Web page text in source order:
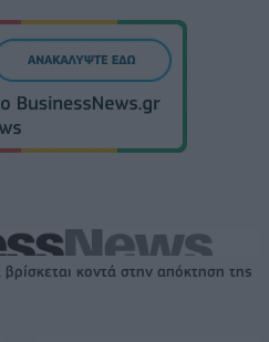
κοντά στην απόκτηση της